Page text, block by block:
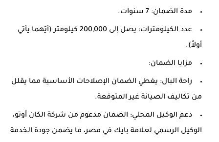
مدة الضمان: 7 سنوات.
عدد الكيلومترات: يصل إلى 200,000 كيلومتر (أيّهما يأتي
أولاً).
مزايا الضمان:
راحة البال: يغطي الضمان الإصلاحات الأساسية مما يقلل
من تكاليف الصيانة غير المتوقعة.
دعم الوكيل المحلي: الضمان مدعوم من شركة الكان أوتو،
الوكيل الرسمي لعلامة بايك في مصر، ما يضمن جودة الخدمة